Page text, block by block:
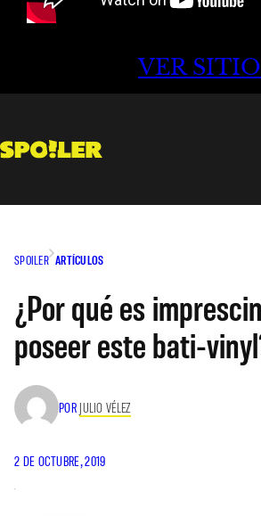
VER SITIO
SPOILER ARTÍCULOS
¿Por qué es
poseer este bati-
POR JULIO VÉLEZ
2 DE OCTUBRE, 2019